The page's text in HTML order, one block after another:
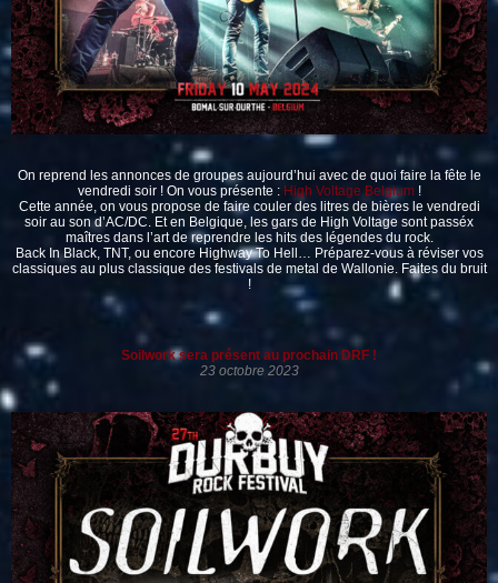
On reprend les annonces de groupes aujourd’hui avec de quoi faire la fête le
vendredi soir ! On vous présente : High Voltage Belgium!
Cette année, on vous propose de faire couler des litres de bières le vendredi
soir au son d’AC/DC. Et en Belgique, les gars de High Voltage sont passéx
maîtres dans l’art de reprendre les hits des légendes du rock.
Back In Black, TNT, ou encore Highway To Hell… Préparez-vous à réviser vos
classiques au plus classique des festivals de metal de Wallonie. Faites du bruit
!
Soilwork sera présent au prochain DRF !
23 octobre 2023